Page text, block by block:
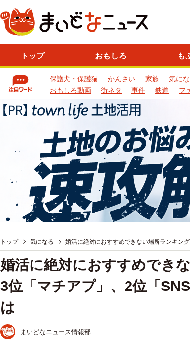
トップ おもしろ も
保護犬・保護猫 かんさい 家族 気に
おもしろ動画
街ネタ 事件 鉄道 フ
トップ 気になる 婚活に絶対におすすめできない場所ランキン
婚活に絶対におすすめでき
3位「マチアプ」、2位「
は
まいどなニュース情報部